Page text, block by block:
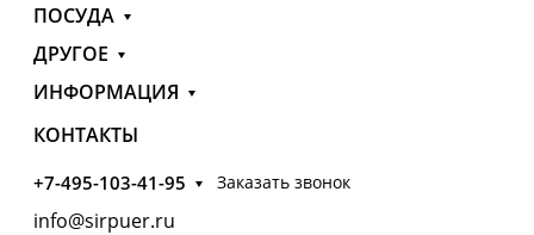
ПОСУДА
ДРУГОЕ
ИНФОРМАЦИЯ
КОНТАКТЫ
+7-495-103-41-95 Заказать звонок
info@sirpuer.ru